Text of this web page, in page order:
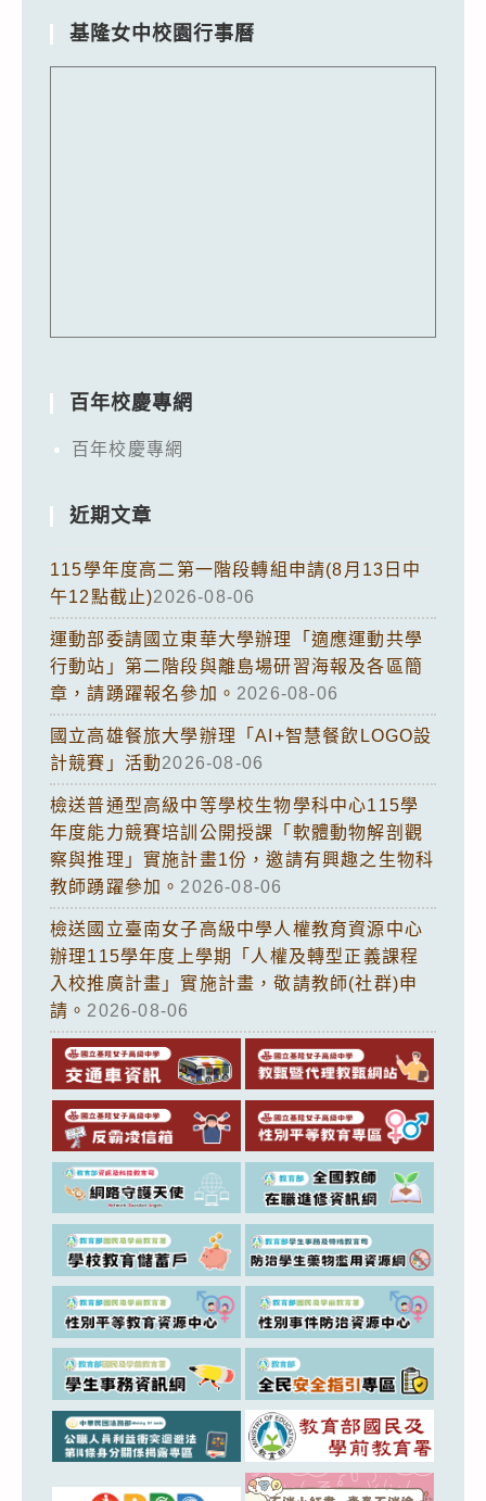
基隆女中校園行事曆
百年校慶專網
百年校慶專網
近期文章
115學年度高二第一階段轉組申請(8月13日中
午12點截止)2026-08-06
運動部委請國立東華大學辦理「適應運動共學
行動站」第二階段與離島場研習海報及各區簡
章，請踴躍報名參加。 2026-08-06
國立高雄餐旅大學辦理「AI+智慧餐飲LOGO設
計競賽」活動2026-08-06
檢送普通型高級中等學校生物學科中心115學
年度能力競賽培訓公開授課「軟體動物解剖觀
察與推理」實施計畫1份，邀請有興趣之生物科
教師踴躍參加。 2026-08-06
檢送國立臺南女子高級中學人權教育資源中心
辦理115學年度上學期「人權及轉型正義課程
入校推廣計畫」實施計畫，敬請教師(社群)申
請。 2026-08-06